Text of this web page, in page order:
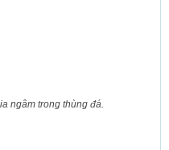
ngâm trong thùng đá.